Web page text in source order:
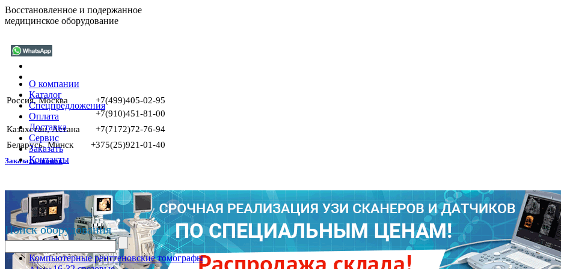
Восстановленное и подержанное
медицинское оборудование
Россия, Москва
+7(499)405-02-95
+7(910)451-81-00
Казахстан, Астана
+7(7172)72-76-94
Беларусь, Минск
+375(25)921-01-40
Заказать звонок
О компании
Каталог
Спецпредложения
Оплата
Доставка
Сервис
Заказать
Контакты
Поиск оборудования
Компьютерные рентгеновские томографы